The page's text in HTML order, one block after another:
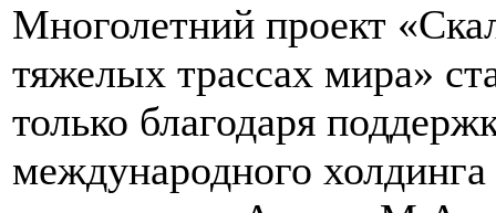
Многолетний проект
тяжелых трассах мира»
только благодаря
международного